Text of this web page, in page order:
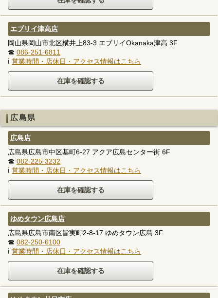
エブリイ津高店
岡山県岡山市北区横井上83-3 エブリイOkanaka津高 3F
☎ 086-251-6811
ℹ 営業時間・店休日・アクセス情報はこちら
広島県
広島店
広島県広島市中区基町6-27 アクア広島センター街 6F
☎ 082-225-3232
ℹ 営業時間・店休日・アクセス情報はこちら
ゆめタウン広島店
広島県広島市南区皆実町2-8-17 ゆめタウン広島 3F
☎ 082-250-6100
ℹ 営業時間・店休日・アクセス情報はこちら